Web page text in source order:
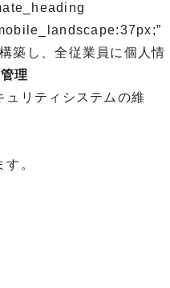
築し、全従業員に個人情
理
リティシステムの維
。